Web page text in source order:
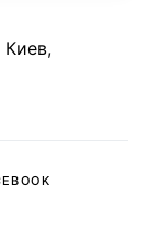
Киев,